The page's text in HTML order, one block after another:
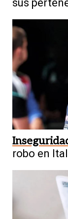
sus
robo en